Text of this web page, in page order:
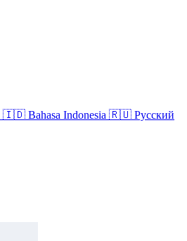
🇮🇩 Bahasa Indonesia 🇷🇺 Русский